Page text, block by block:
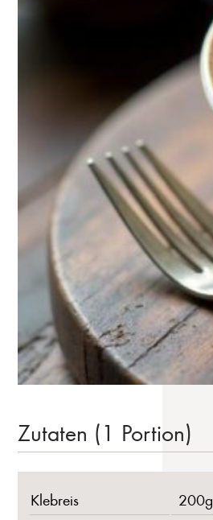
Zutaten (1 Portion)
Klebreis
200g